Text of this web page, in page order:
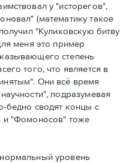
у "исторегов",
(математику такое
"Куликовскую битву
меня это пример
степень
того, что является в
Они всё время
подразумевая
бедно сводят концы с
и "Фомоносов" тоже
уровень